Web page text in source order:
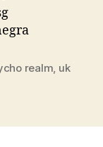
realm, uk